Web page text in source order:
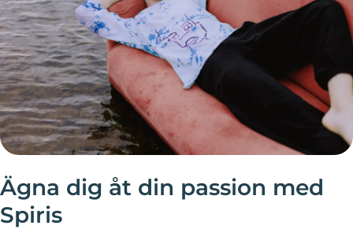
Ägna dig åt din passion med
Spiris